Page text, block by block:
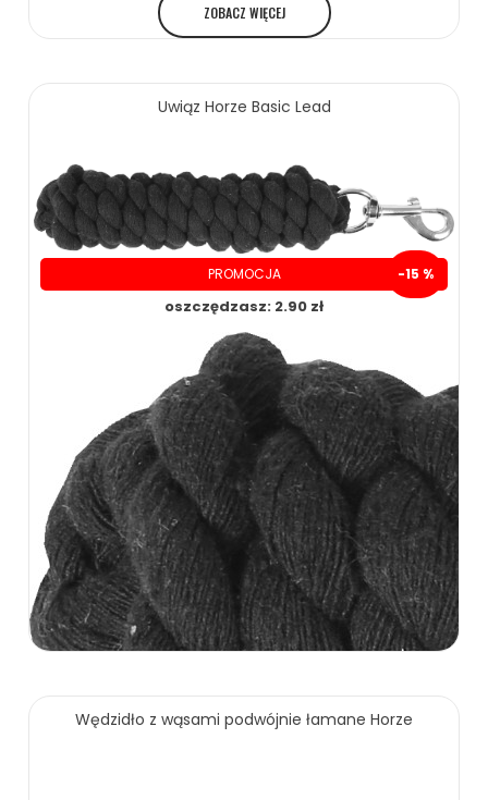
ZOBACZ WIĘCEJ
Uwiąz Horze Basic Lead
PROMOCJA -15 %
oszczędzasz: 2.90 zł
Wędzidło z wąsami podwójnie łamane Horze